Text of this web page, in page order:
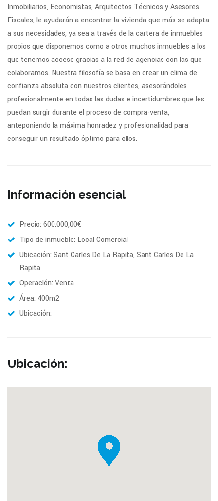
Inmobiliarios, Economistas, Arquitectos Técnicos y Asesores
Fiscales, le ayudarán a encontrar la vivienda que más se adapta
a sus necesidades, ya sea a través de la cartera de inmuebles
propios que disponemos como a otros muchos inmuebles a los
que tenemos acceso gracias a la red de agencias con las que
colaboramos. Nuestra filosofía se basa en crear un clima de
confianza absoluta con nuestros clientes, asesorándoles
profesionalmente en todas las dudas e incertidumbres que les
puedan surgir durante el proceso de compra-venta,
anteponiendo la máxima honradez y profesionalidad para
conseguir un resultado óptimo para ellos.
Información esencial
Precio: 600.000,00€
Tipo de inmueble: Local Comercial
Ubicación: Sant Carles De La Rapita, Sant Carles De La
Rapita
Operación: Venta
Área: 400m2
Ubicación:
Ubicación: